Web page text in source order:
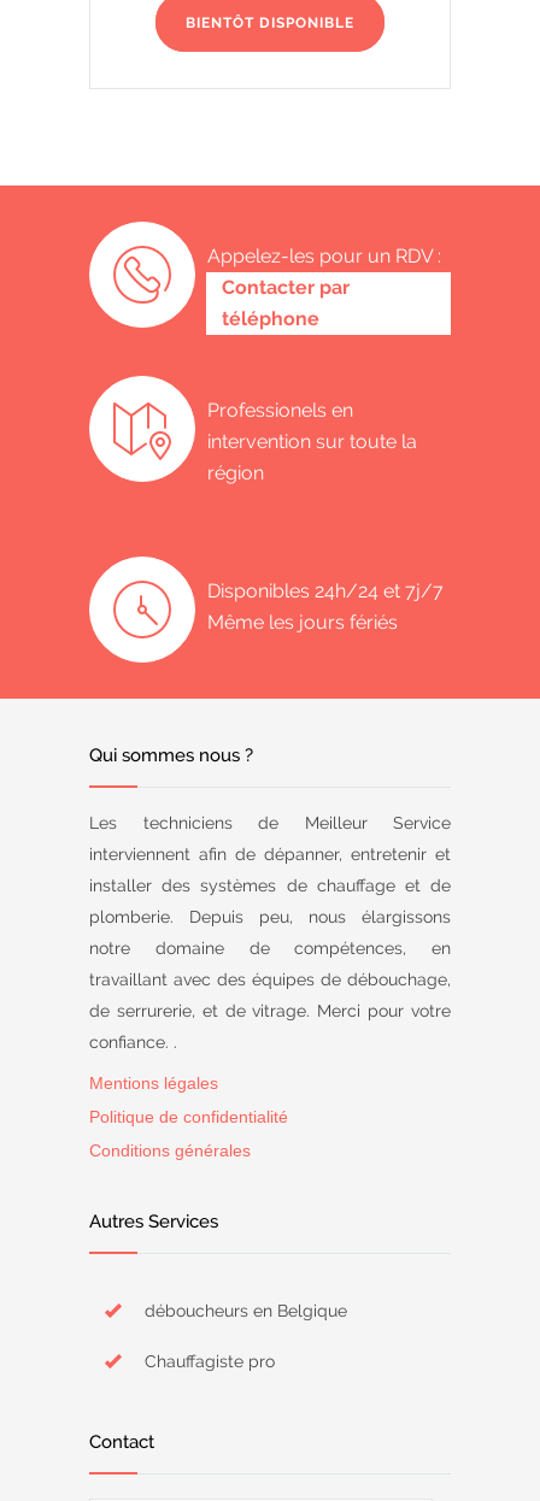
BIENTÔT DISPONIBLE
Appelez-les pour un RDV :
0487 62 69 26
Contacter par
téléphone
Professionels en
intervention sur toute la
région
Disponibles 24h/24 et 7j/7
Même les jours fériés
Qui sommes nous ?
Les techniciens de Meilleur Service
interviennent afin de dépanner, entretenir et
installer des systèmes de chauffage et de
plomberie. Depuis peu, nous élargissons
notre domaine de compétences, en
travaillant avec des équipes de débouchage,
de serrurerie, et de vitrage. Merci pour votre
confiance. .
Mentions légales
Politique de confidentialité
Conditions générales
Autres Services
déboucheurs en Belgique
Chauffagiste pro
Contact